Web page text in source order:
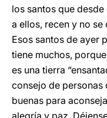
los santos que
a ellos, recen y no
Esos santos de ayer
tiene muchos,
es una tierra
consejo de personas
buenas para
alegría y paz.